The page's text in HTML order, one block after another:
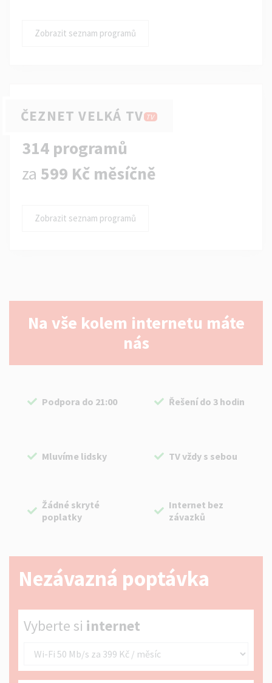
Zobrazit seznam programů
ČEZNET VELKÁ TV TV
314 programů
za 599 Kč měsíčně
Zobrazit seznam programů
Na vše kolem internetu máte
nás
Podpora do 21:00 Řešení do 3 hodin
Mluvíme lidsky TV vždy s sebou
Žádné skryté
poplatky
Internet bez
závazků
Nezávazná poptávka
Vyberte si internet
Vyberte si internet